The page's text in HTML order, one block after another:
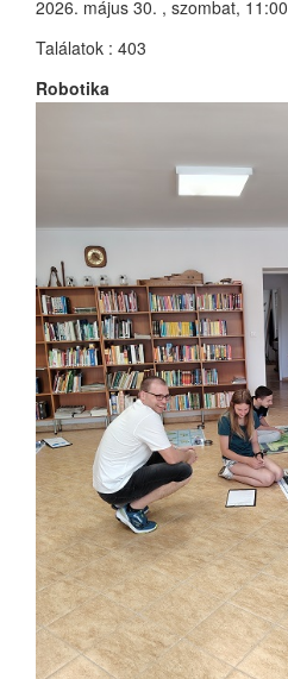
2026. május 30. , szombat, 11:00
Találatok : 403
Robotika